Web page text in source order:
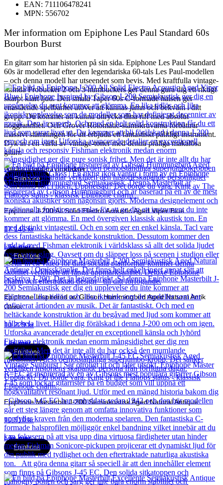
EAN: 711106478241
MPN: 556702
Mer information om Epiphone Les Paul Standard 60s
Bourbon Burst
En gitarr som har historien på sin sida. Epiphone Les Paul Standard
60s är modellerad efter den legendariska 60-tals Les Paul-modellen
– och denna modell har utseendet som bevis. Med kraftfulla vintage-
stämda Probucker 2 och 3 humbuckers ger denna gura dig ett riktigt
skarpt klart ljud. Den smala Taper 60s C-formade halsen ger
enastående spelbarhet utöver att kännas jämn och bekväm i ditt
grepp. Du kommer att kunna uttrycka dina riff med absolut
noggrannhet. Och Grover Rotomatic-stämskruvarna förbättrar
massivt stämningen för att erbjuda ett fantastiskt pålitligt instrument.
Dyk in i en värld av vintage-toner med denna pråliga makalösa
gitarr.
Andra populära produkter
Epiphone
Epiphone J-200 All Solid Electro Acoustic Aged Viper Blue
17 145kr
Läs mer
Epiphone
Epiphone Inspirerad av Gibson Hummingbird Aged Natural Antik
Gloss
10 229kr
Läs mer
Epiphone
Epiphone Masterbilt J-200 Semiakustisk Aged Natural Antique
10 910kr
Läs mer
Epiphone